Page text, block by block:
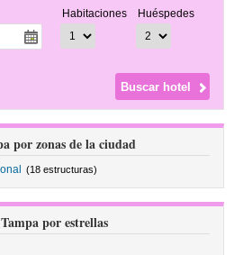
Habitaciones Huéspedes
por zonas de la ciudad
(18 estructuras)
por estrellas